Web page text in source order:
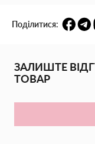
Продукт
Сироватка має
Поділитися:
ЗАЛИШТЕ
ТОВАР